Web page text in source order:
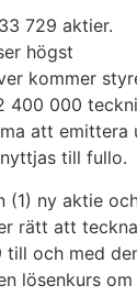
729 aktier.
högst
kommer
000
att
till fullo.
ny aktie
rätt att
och med
lösenkurs om